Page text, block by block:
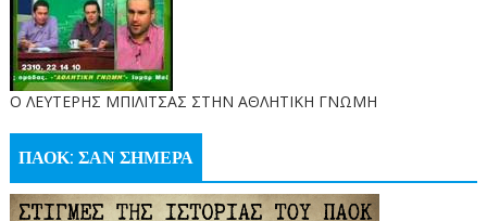
O ΛΕΥΤΕΡΗΣ ΜΠΙΛΙΤΣΑΣ ΣΤΗΝ ΑΘΛΗΤΙΚΗ ΓΝΩΜΗ
ΠΑΟΚ: ΣΑΝ ΣΗΜΕΡΑ